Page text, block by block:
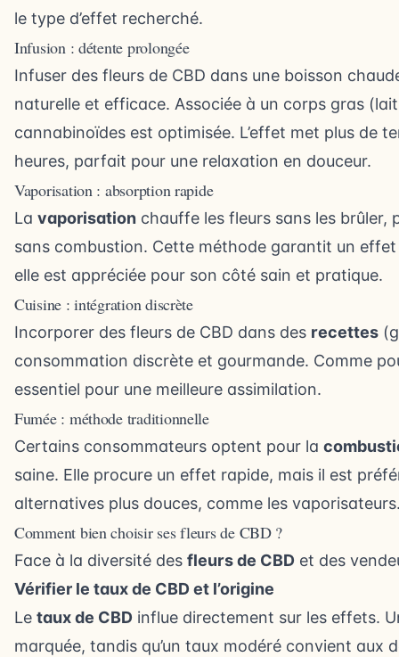
le type d’effet recherché.
Infusion : détente prolongée
Infuser des fleurs de CBD dans une boisson
naturelle et efficace. Associée à un corps gras
cannabinoïdes est optimisée. L’effet met plus de
heures, parfait pour une relaxation en douceur.
Vaporisation : absorption rapide
La vaporisation chauffe les fleurs sans les brûler,
sans combustion. Cette méthode garantit un
elle est appréciée pour son côté sain et pratique.
Cuisine : intégration discrète
Incorporer des fleurs de CBD dans des recettes
consommation discrète et gourmande. Comme
essentiel pour une meilleure assimilation.
Fumée : méthode traditionnelle
Certains consommateurs optent pour la
saine. Elle procure un effet rapide, mais il est
alternatives plus douces, comme les
Comment bien choisir ses fleurs de CBD ?
Face à la diversité des fleurs de CBD et des
Vérifier le taux de CBD et l’origine
Le taux de CBD influe directement sur les effets.
marquée, tandis qu’un taux modéré convient aux